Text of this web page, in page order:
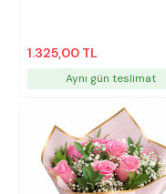
1.325,00 TL
Aynı gün teslimat